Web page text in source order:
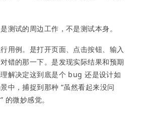
测试的周边工作，不是测试本身。
用例。是打开页面、点击按钮、输入
错的那一下。是发现实际结果和预期
解决定这到底是个 bug 还是设计如
中，捕捉到那种 “虽然看起来没问
的微妙感觉。